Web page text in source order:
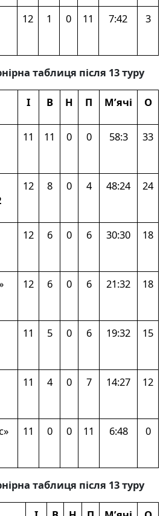
12 1 0 11 7:42 3
таблиця після 13 туру
І В Н П М’ячі О
11 11 0 0 58:3 33
12 8 0 4 48:24 24
12 6 0 6 30:30 18
12 6 0 6 21:32 18
11 5 0 6 19:32 15
11 4 0 7 14:27 12
11 0 0 11 6:48 0
таблиця після 13 туру